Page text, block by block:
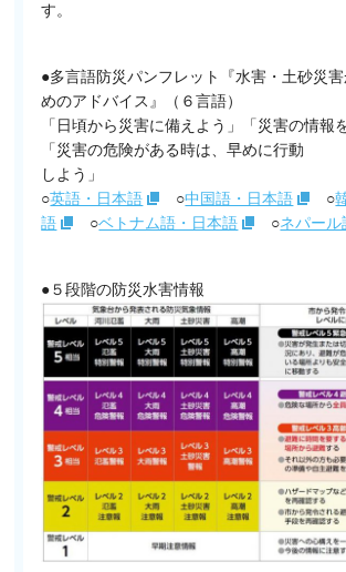
す。
●多言語防災パンフレット『水害・土砂災
めのアドバイス』（６言語）
「日頃から災害に備えよう」「災害の情報
「災害の危険がある時は、早めに行動
しよう」
○英語・日本語 ○中国語・日本語 ○
語
○ベトナム語・日本語 ○ネパー
●５段階の防災水害情報